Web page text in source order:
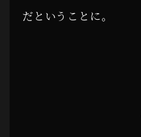
だということに。